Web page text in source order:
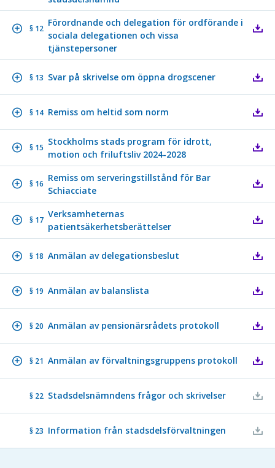
§ 12
Förordnande och delegation för ordförande i
sociala delegationen och vissa
tjänstepersoner
§ 13 Svar på skrivelse om öppna drogscener
§ 14 Remiss om heltid som norm
§ 15
Stockholms stads program för idrott,
motion och friluftsliv 2024-2028
§ 16
Remiss om serveringstillstånd för Bar
Schiacciate
§ 17
Verksamheternas
patientsäkerhetsberättelser
§ 18 Anmälan av delegationsbeslut
§ 19 Anmälan av balanslista
§ 20 Anmälan av pensionärsrådets protokoll
§ 21 Anmälan av förvaltningsgruppens protokoll
§ 22 Stadsdelsnämndens frågor och skrivelser
§ 23 Information från stadsdelsförvaltningen